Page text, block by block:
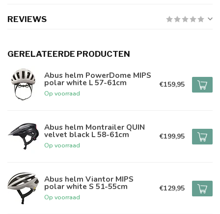
REVIEWS
GERELATEERDE PRODUCTEN
Abus helm PowerDome MIPS
polar white L 57-61cm
Op voorraad
€159,95
Abus helm Montrailer QUIN
velvet black L 58-61cm
Op voorraad
€199,95
Abus helm Viantor MIPS
polar white S 51-55cm
Op voorraad
€129,95